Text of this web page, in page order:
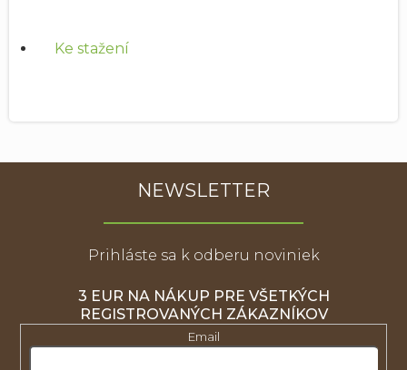
Ke stažení
NEWSLETTER
Prihláste sa k odberu noviniek
3 EUR NA NÁKUP PRE VŠETKÝCH
REGISTROVANÝCH ZÁKAZNÍKOV
Email